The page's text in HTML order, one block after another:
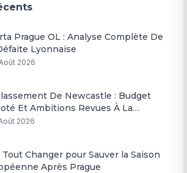
Prague OL : Analyse Complète De
Lyonnaise
2026
De Newcastle : Budget
Et Ambitions Revues À La
2026
Tout Changer pour Sauver la Saison
Après Prague